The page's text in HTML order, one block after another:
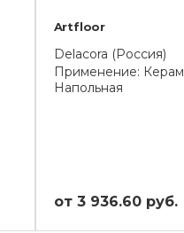
Artfloor
Delacora (Россия)
Применение:
Напольная
от 3 936.60 руб.